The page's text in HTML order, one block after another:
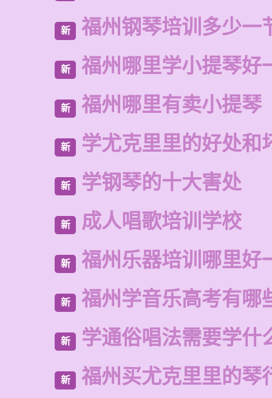
新 福州钢琴培训多少一
新 福州哪里学小提琴好
新 福州哪里有卖小提琴
新 学尤克里里的好处和
新 学钢琴的十大害处
新 成人唱歌培训学校
新 福州乐器培训哪里好
新 福州学音乐高考有哪
新 学通俗唱法需要学什
新 福州买尤克里里的琴